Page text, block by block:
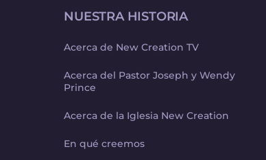
NUESTRA HISTORIA
Acerca de New Creation TV
Acerca del Pastor Joseph y Wendy
Prince
Acerca de la Iglesia New Creation
En qué creemos